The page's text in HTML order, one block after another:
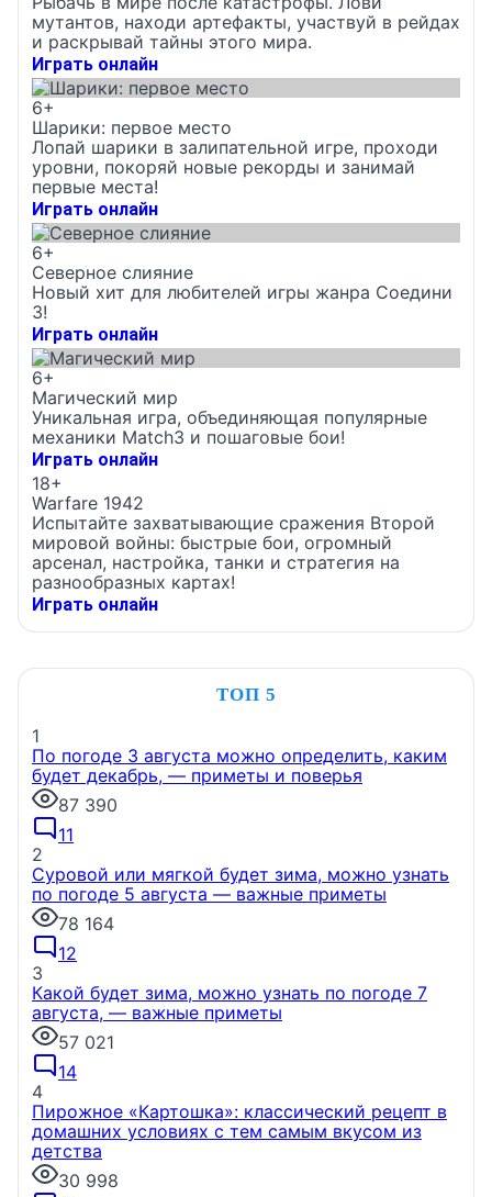
мутантов, находи артефакты, участвуй в рейдах
и раскрывай тайны этого мира.
Играть онлайн
6+
Шарики: первое место
Лопай шарики в залипательной игре, проходи
уровни, покоряй новые рекорды и занимай
первые места!
Играть онлайн
6+
Северное слияние
Новый хит для любителей игры жанра Соедини
3!
Играть онлайн
6+
Магический мир
Уникальная игра, объединяющая популярные
механики Match3 и пошаговые бои!
Играть онлайн
18+
Warfare 1942
Испытайте захватывающие сражения Второй
мировой войны: быстрые бои, огромный
арсенал, настройка, танки и стратегия на
разнообразных картах!
Играть онлайн
ТОП 5
1
По погоде 3 августа можно определить, каким
будет декабрь, — приметы и поверья
87 390
11
2
Суровой или мягкой будет зима, можно узнать
по погоде 5 августа — важные приметы
78 164
12
3
Какой будет зима, можно узнать по погоде 7
августа, — важные приметы
57 021
14
4
Пирожное «Картошка»: классический рецепт в
домашних условиях с тем самым вкусом из
детства
30 998